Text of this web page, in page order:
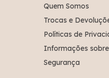
Quem Somos
Trocas e
Políticas de
Informações
Segurança